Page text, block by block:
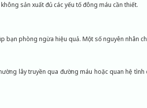
sản xuất đủ các yếu tố đông máu cần thiết.
bạn phòng ngừa hiệu quả. Một số nguyên nhân
lây truyền qua đường máu hoặc quan hệ